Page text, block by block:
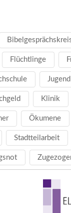
Flüchtlinge
Jugend
Klinik
Ökumene
Stadtteilarbeit